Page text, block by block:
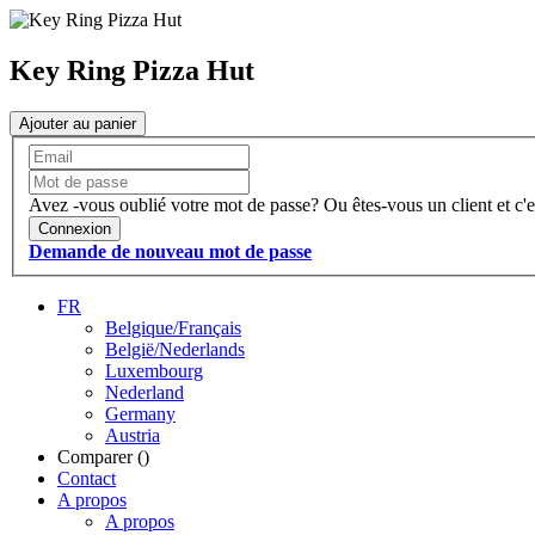
Key Ring Pizza Hut
Ajouter au panier
Avez -vous oublié votre mot de passe? Ou êtes-vous un client et
Connexion
Demande de nouveau mot de passe
FR
Belgique/Français
België/Nederlands
Luxembourg
Nederland
Germany
Austria
Comparer ()
Contact
A propos
A propos